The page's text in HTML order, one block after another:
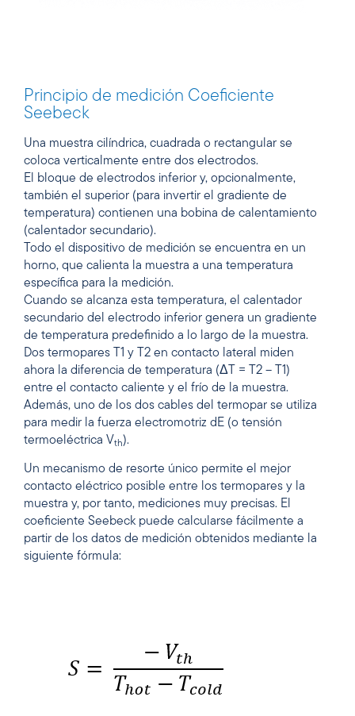
Principio de medición Coeficiente
Seebeck
Una muestra cilíndrica, cuadrada o rectangular se
coloca verticalmente entre dos electrodos.
El bloque de electrodos inferior y, opcionalmente,
también el superior (para invertir el gradiente de
temperatura) contienen una bobina de calentamiento
(calentador secundario).
Todo el dispositivo de medición se encuentra en un
horno, que calienta la muestra a una temperatura
específica para la medición.
Cuando se alcanza esta temperatura, el calentador
secundario del electrodo inferior genera un gradiente
de temperatura predefinido a lo largo de la muestra.
Dos termopares T1 y T2 en contacto lateral miden
ahora la diferencia de temperatura (ΔT = T2 – T1)
entre el contacto caliente y el frío de la muestra.
Además, uno de los dos cables del termopar se utiliza
para medir la fuerza electromotriz dE (o tensión
termoeléctrica Vth).
Un mecanismo de resorte único permite el mejor
contacto eléctrico posible entre los termopares y la
muestra y, por tanto, mediciones muy precisas. El
coeficiente Seebeck puede calcularse fácilmente a
partir de los datos de medición obtenidos mediante la
siguiente fórmula: